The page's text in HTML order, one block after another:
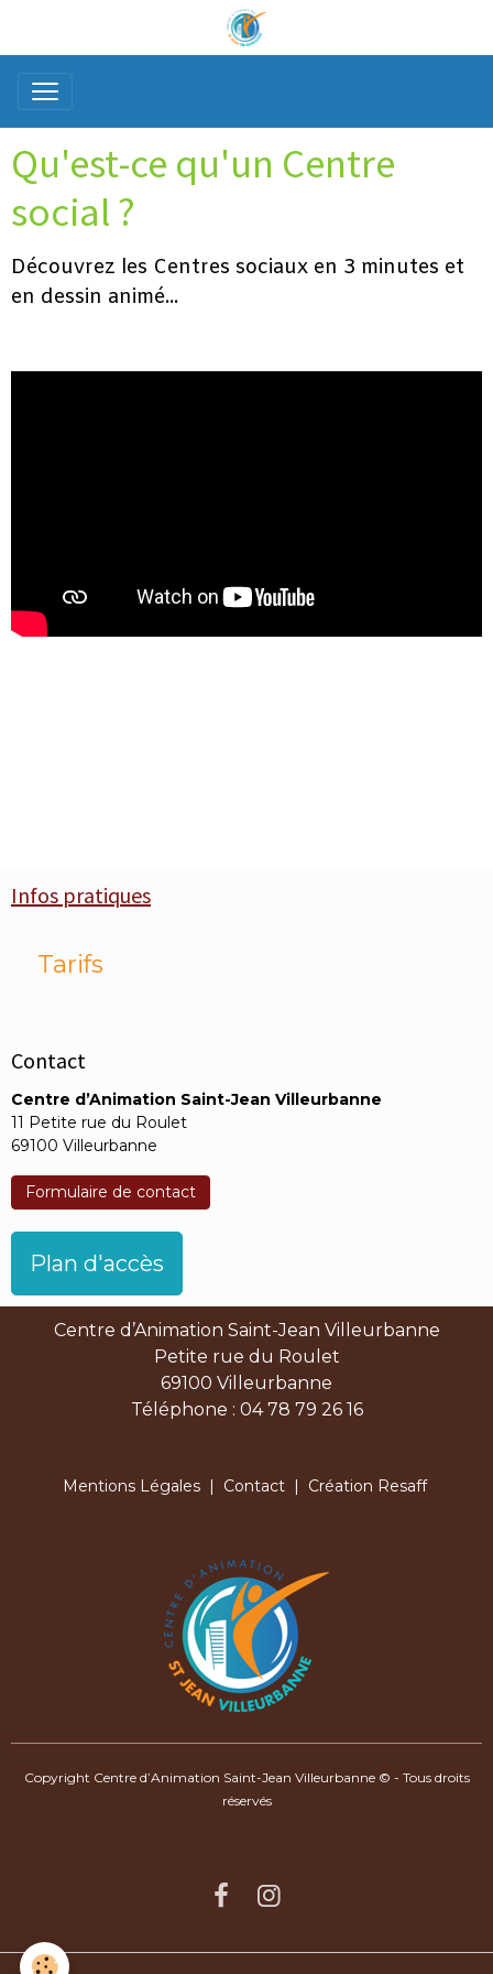
Qu'est-ce qu'un Centre
social ?
Découvrez les Centres sociaux en 3 minutes et
en dessin animé...
Infos pratiques
Tarifs
Contact
Centre d’Animation Saint-Jean Villeurbanne
11 Petite rue du Roulet
69100 Villeurbanne
Formulaire de contact
Plan d'accès
Centre d’Animation Saint-Jean Villeurbanne
Petite rue du Roulet
69100 Villeurbanne
Téléphone : 04 78 79 26 16
Mentions Légales| Contact| Création Resaff
Copyright Centre d’Animation Saint-Jean Villeurbanne © - Tous droits
réservés